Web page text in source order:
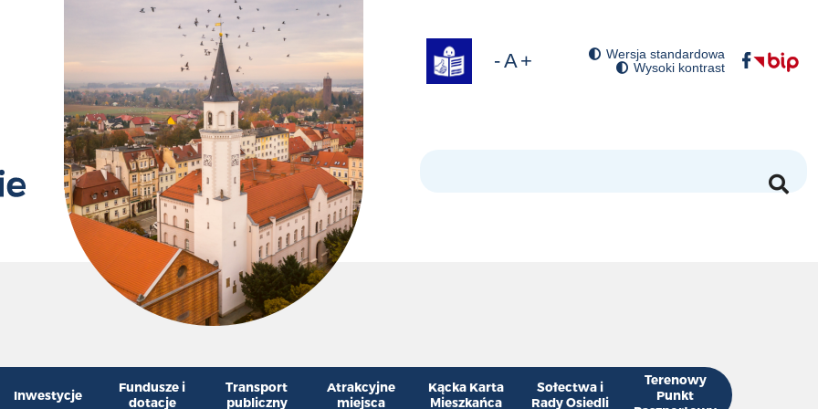
Zmniejsz rozmiar czcionki
Przywróć domyślny rozmiar czcionki
Zwiększ rozmiar czcionki
Wersja standardowa
Wysoki kontrast
Inwestycje
Fundusze i
dotacje
Transport
publiczny
Atrakcyjne
miejsca
Kącka Karta
Mieszkańca
Sołectwa i
Rady Osiedli
Terenowy
Punkt